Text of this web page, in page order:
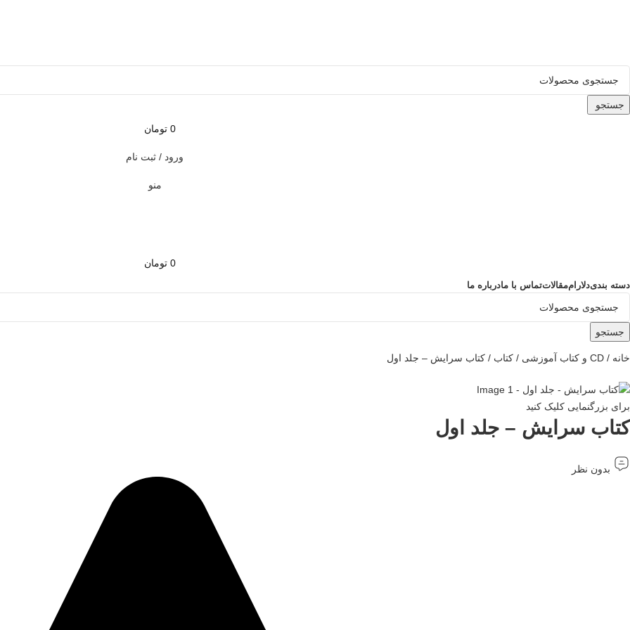
جستجو
0 تومان
ورود / ثبت نام
منو
0 تومان
دسته بندیدلاراممقالاتتماس با مادرباره ما
جستجو
خانه CD و کتاب آموزشی کتاب
کتاب سرایش – جلد اول
برای بزرگنمایی کلیک کنید
کتاب سرایش – جلد اول
بدون نظر